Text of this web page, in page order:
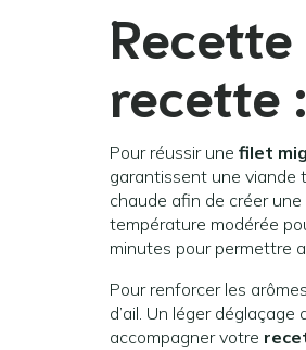
recette
Pour réussir une filet
garantissent une viande
chaude afin de créer
température modérée
minutes pour permettre
Pour renforcer les
d’ail. Un léger
accompagner votre